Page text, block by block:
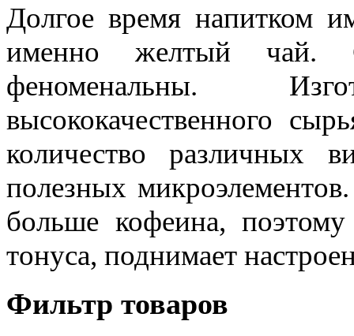
Долгое время напитком
именно желтый чай.
феноменальны.
высококачественного
количество различных
полезных
больше кофеина,
тонуса, поднимает
Фильтр товаров